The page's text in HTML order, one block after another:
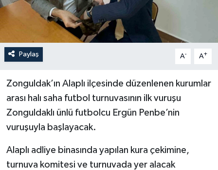
Paylaş A- A+
Zonguldak’ın Alaplı ilçesinde düzenlenen kurumlar
arası halı saha futbol turnuvasının ilk vuruşu
Zonguldaklı ünlü futbolcu Ergün Penbe’nin
vuruşuyla başlayacak.
Alaplı adliye binasında yapılan kura çekimine,
turnuva komitesi ve turnuvada yer alacak